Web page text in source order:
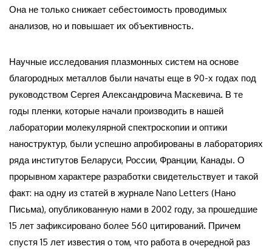
Она не только снижает себестоимость проводимых
анализов, но и повышает их объективность.
Научные исследования плазмонных систем на основе
благородных металлов были начаты еще в 90-х годах под
руководством Сергея Александровича Маскевича. В те
годы пленки, которые начали производить в нашей
лаборатории молекулярной спектроскопии и оптики
наноструктур, были успешно апробированы в лабораториях
ряда институтов Беларуси, России, Франции, Канады. О
прорывном характере разработки свидетельствует и такой
факт: на одну из статей в журнале Nanо Letters (Нано
Письма), опубликованную нами в 2002 году, за прошедшие
15 лет зафиксировано более 560 цитирований. Причем
спустя 15 лет известия о том, что работа в очередной раз